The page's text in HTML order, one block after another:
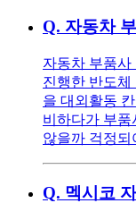
Q. 자동차
자동차 부품사
진행한 반도체
을 대외활동
비하다가 부품
않을까 걱정되
Q. 멕시코